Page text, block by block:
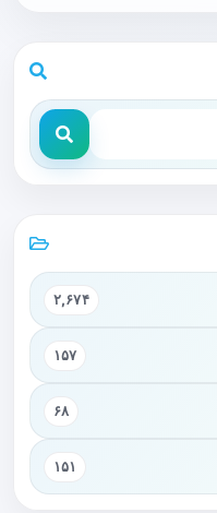
۲,۶۷۴
۱۵۷
۶۸
۱۵۱